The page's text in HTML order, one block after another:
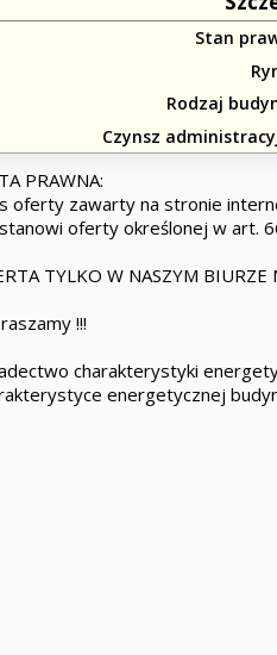
Stan
Rodzaj
Czynsz
PRAWNA:
oferty zawarty na stronie
oferty określonej w art.
TYLKO W NASZYM BIURZE
!!!
charakterystyki
energetycznej